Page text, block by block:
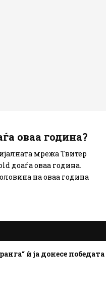
оваа година?
мрежа Твитер
доаѓа оваа година.
на оваа година
ѝ ја донесе победата